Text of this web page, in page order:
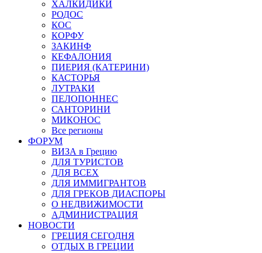
ХАЛКИДИКИ
РОДОС
КОС
КОРФУ
ЗАКИНФ
КЕФАЛОНИЯ
ПИЕРИЯ (КАТЕРИНИ)
КАСТОРЬЯ
ЛУТРАКИ
ПЕЛОПОННЕС
САНТОРИНИ
МИКОНОС
Все регионы
ФОРУМ
ВИЗА в Грецию
ДЛЯ ТУРИСТОВ
ДЛЯ ВСЕХ
ДЛЯ ИММИГРАНТОВ
ДЛЯ ГРЕКОВ ДИАСПОРЫ
О НЕДВИЖИМОСТИ
АДМИНИСТРАЦИЯ
НОВОСТИ
ГРЕЦИЯ СЕГОДНЯ
ОТДЫХ В ГРЕЦИИ